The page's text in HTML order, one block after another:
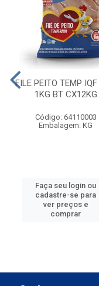
FILE PEITO TEMP
1KG BT CX12KG
Código: 64110003
Embalagem: KG
Faça seu login ou
cadastre-se para
ver preços e
comprar